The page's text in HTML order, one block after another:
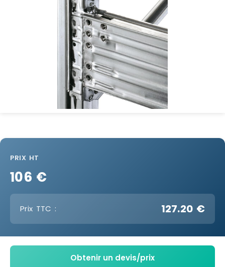
PRIX HT
106 €
Prix TTC : 127.20 €
Obtenir un devis/prix